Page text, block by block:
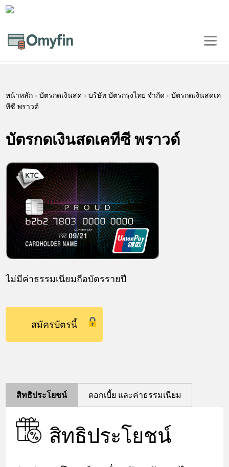
หน้าหลัก ›บัตรกดเงินสด › บริษัท บัตรกรุงไทย จำกัด › บัตรกดเงินสดเค
ทีซี พราวด์
บัตรกดเงินสดเคทีซี พราวด์
ไม่มีค่าธรรมเนียมถือบัตรรายปี
สมัครบัตรนี้
สิทธิประโยชน์ ดอกเบี้ย และค่าธรรมเนียม
สิทธิประโยชน์